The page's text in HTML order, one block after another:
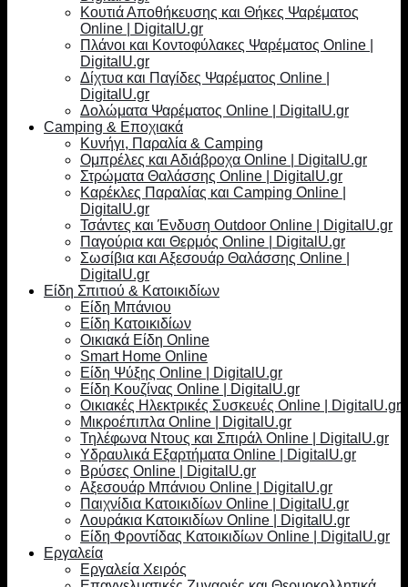
Κουτιά Αποθήκευσης και Θήκες Ψαρέματος
Online | DigitalU.gr
Πλάνοι και Κοντοφύλακες Ψαρέματος Online |
DigitalU.gr
Δίχτυα και Παγίδες Ψαρέματος Online |
DigitalU.gr
Δολώματα Ψαρέματος Online | DigitalU.gr
Camping & Εποχιακά
Κυνήγι, Παραλία & Camping
Ομπρέλες και Αδιάβροχα Online | DigitalU.gr
Στρώματα Θαλάσσης Online | DigitalU.gr
Καρέκλες Παραλίας και Camping Online |
DigitalU.gr
Τσάντες και Ένδυση Outdoor Online | DigitalU.gr
Παγούρια και Θερμός Online | DigitalU.gr
Σωσίβια και Αξεσουάρ Θαλάσσης Online |
DigitalU.gr
Είδη Σπιτιού & Κατοικιδίων
Είδη Μπάνιου
Είδη Κατοικιδίων
Οικιακά Είδη Online
Smart Home Online
Είδη Ψύξης Online | DigitalU.gr
Είδη Κουζίνας Online | DigitalU.gr
Οικιακές Ηλεκτρικές Συσκευές Online | DigitalU.gr
Μικροέπιπλα Online | DigitalU.gr
Τηλέφωνα Ντους και Σπιράλ Online | DigitalU.gr
Υδραυλικά Εξαρτήματα Online | DigitalU.gr
Βρύσες Online | DigitalU.gr
Αξεσουάρ Μπάνιου Online | DigitalU.gr
Παιχνίδια Κατοικιδίων Online | DigitalU.gr
Λουράκια Κατοικιδίων Online | DigitalU.gr
Είδη Φροντίδας Κατοικιδίων Online | DigitalU.gr
Εργαλεία
Εργαλεία Χειρός